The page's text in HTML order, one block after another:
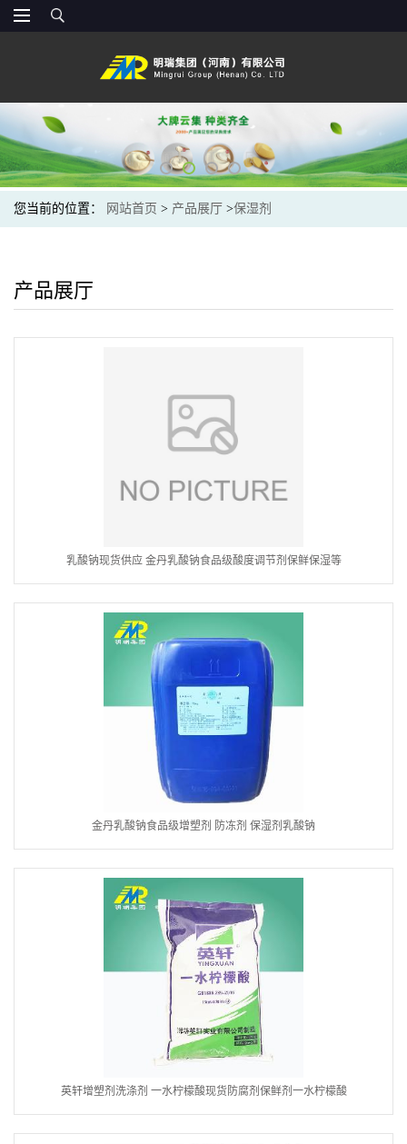
您当前的位置： 网站首页 > 产品展厅 >保湿剂
产品展厅
乳酸钠现货供应 金丹乳酸钠食品级酸度调节剂保鲜保湿等
金丹乳酸钠食品级增塑剂 防冻剂 保湿剂乳酸钠
英轩增塑剂洗涤剂 一水柠檬酸现货防腐剂保鲜剂一水柠檬酸